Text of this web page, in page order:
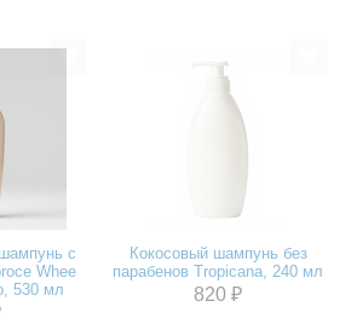
с
Whee
530 мл
Кокосовый шампунь без
парабенов Tropicana, 240 мл
820 ₽